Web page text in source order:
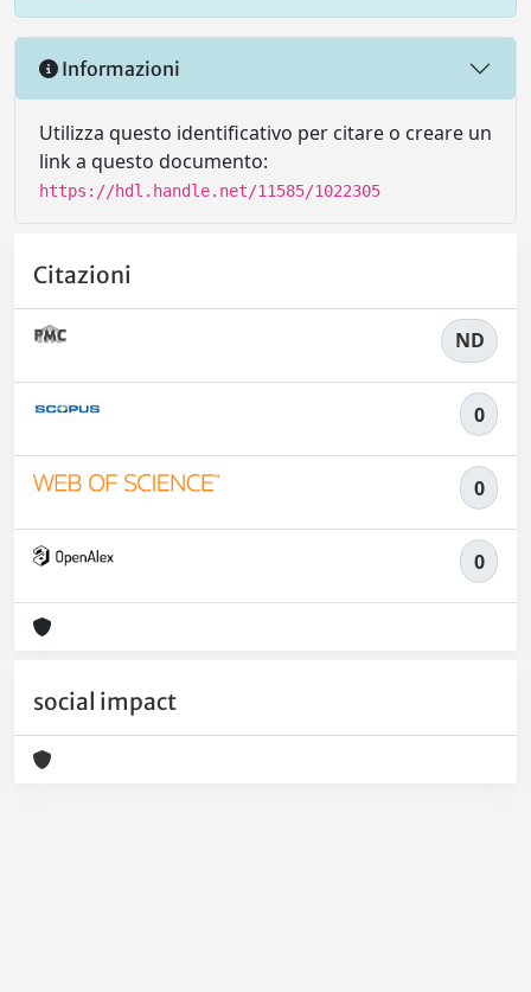
Informazioni
Utilizza questo identificativo per citare o creare un
link a questo documento:
https://hdl.handle.net/11585/1022305
Citazioni
ND
0
0
0
social impact